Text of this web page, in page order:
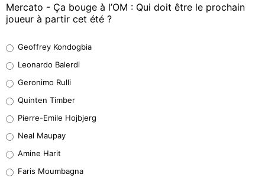
Mercato - Ça bouge à l’OM : Qui doit être le prochain
joueur à partir cet été ?
38%
32%
4%
1%
Geoffrey Kondogbia
Leonardo Balerdi
Geronimo Rulli
Quinten Timber
Pierre-Emile Hojbjerg
Neal Maupay
Amine Harit
Faris Moumbagna